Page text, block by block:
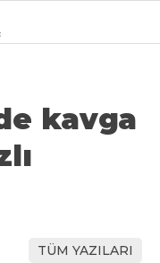
26.3°
kavga
TÜM YAZILARI